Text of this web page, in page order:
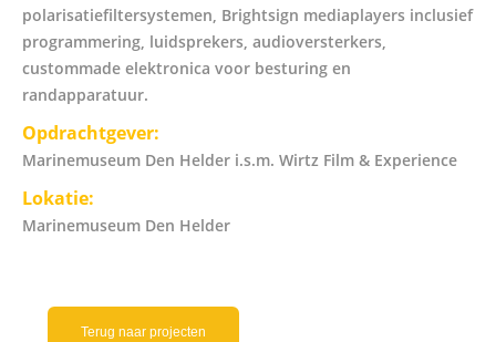
polarisatiefiltersystemen, Brightsign mediaplayers inclusief
programmering, luidsprekers, audioversterkers,
custommade elektronica voor besturing en
randapparatuur.
Opdrachtgever:
Marinemuseum Den Helder i.s.m. Wirtz Film & Experience
Lokatie:
Marinemuseum Den Helder
Terug naar projecten